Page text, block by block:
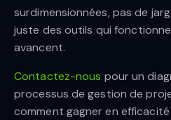
surdimensionnées, pas de
juste des outils qui
avancent.
Contactez-nous pour un
processus de gestion de
comment gagner en